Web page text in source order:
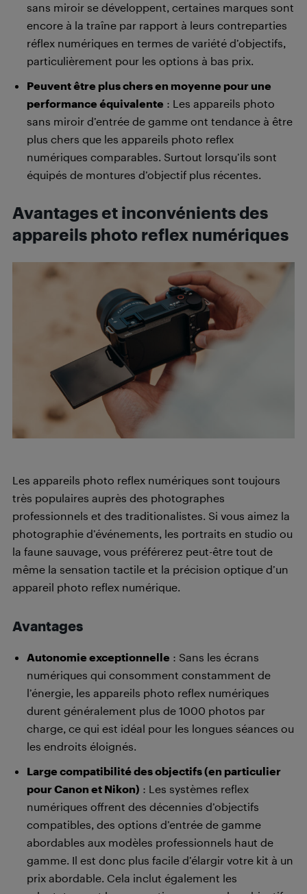
sans miroir se développent, certaines marques sont
encore à la traîne par rapport à leurs contreparties
réflex numériques en termes de variété d’objectifs,
particulièrement pour les options à bas prix.
Peuvent être plus chers en moyenne pour une
performance équivalente : Les appareils photo
sans miroir d’entrée de gamme ont tendance à être
plus chers que les appareils photo reflex
numériques comparables. Surtout lorsqu’ils sont
équipés de montures d’objectif plus récentes.
Avantages et inconvénients des
appareils photo reflex numériques
Les appareils photo reflex numériques sont toujours
très populaires auprès des photographes
professionnels et des traditionalistes. Si vous aimez la
photographie d’événements, les portraits en studio ou
la faune sauvage, vous préférerez peut-être tout de
même la sensation tactile et la précision optique d’un
appareil photo reflex numérique.
Avantages
Autonomie exceptionnelle : Sans les écrans
numériques qui consomment constamment de
l’énergie, les appareils photo reflex numériques
durent généralement plus de 1000 photos par
charge, ce qui est idéal pour les longues séances ou
les endroits éloignés.
Large compatibilité des objectifs (en particulier
pour Canon et Nikon) : Les systèmes reflex
numériques offrent des décennies d’objectifs
compatibles, des options d’entrée de gamme
abordables aux modèles professionnels haut de
gamme. Il est donc plus facile d’élargir votre kit à un
prix abordable. Cela inclut également les